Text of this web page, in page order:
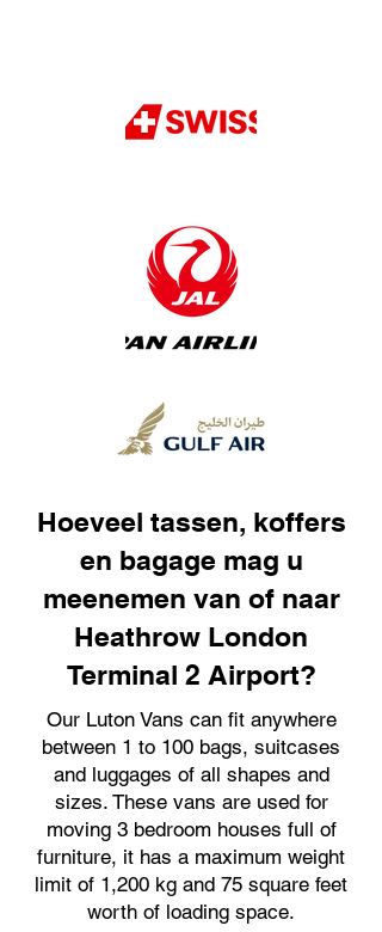
Hoeveel tassen, koffers
en bagage mag u
meenemen van of naar
Heathrow London
Terminal 2 Airport?
Our Luton Vans can fit anywhere
between 1 to 100 bags, suitcases
and luggages of all shapes and
sizes. These vans are used for
moving 3 bedroom houses full of
furniture, it has a maximum weight
limit of 1,200 kg and 75 square feet
worth of loading space.